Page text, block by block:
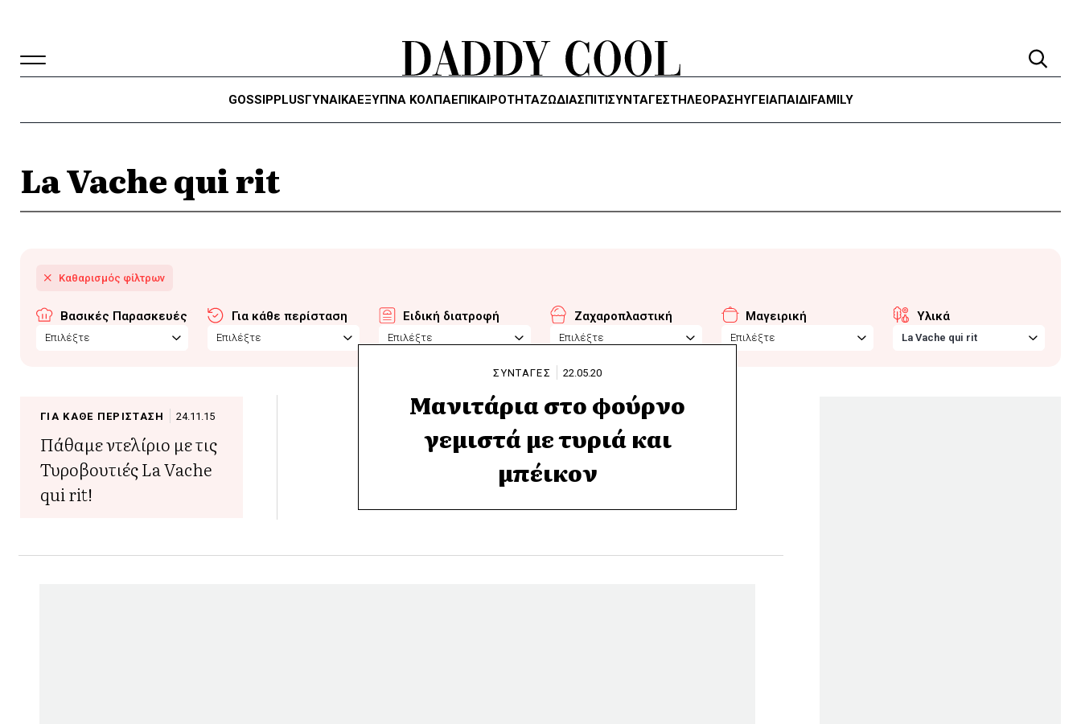
GOSSIPPLUSΓΥΝΑΙΚΑΈΞΥΠΝΑ ΚΌΛΠΑΕΠΙΚΑΙΡΟΤΗΤΑΖΏΔΙΑΣΠΙΤΙΣΥΝΤΑΓΕΣΤΗΛΕΌΡΑΣΗΥΓΕΊΑΠΑΙΔΙFAMILY
La Vache qui rit
Βασικές Παρασκευές
Επιλέξτε
Για κάθε περίσταση
Επιλέξτε
Ειδική διατροφή
Επιλέξτε
Ζαχαροπλαστική
Επιλέξτε
Μαγειρική
Επιλέξτε
Υλικά
La Vache qui rit
ΣΥΝΤΑΓΕΣ 22.05.20
Μανιτάρια στο φούρνο
γεμιστά με τυριά και
μπέικον
ΓΙΑ ΚΑΘΕ ΠΕΡΙΣΤΑΣΗ 24.11.15
Πάθαμε ντελίριο με τις
Τυροβουτιές La Vache
qui rit!